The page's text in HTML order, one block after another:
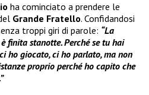
ha cominciato a prendere le
Grande Fratello. Confidandosi
troppi giri di parole: “La
finita stanotte. Perché se tu hai
ho giocato, ci ho parlato, ma non
proprio perché ho capito che